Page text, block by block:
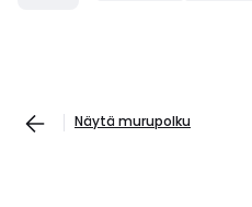
Näytä murupolku